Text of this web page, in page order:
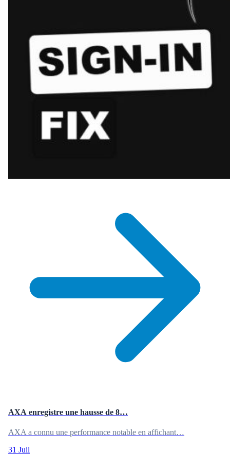
AXA enregistre une hausse de 8…
AXA a connu une performance notable en affichant…
31 Juil